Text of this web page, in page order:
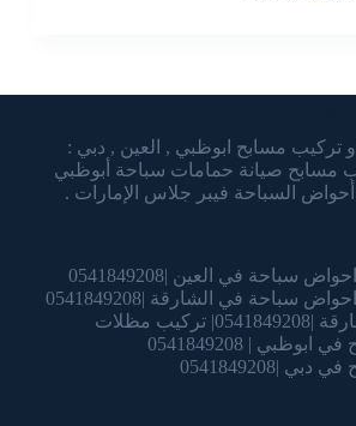
تركيب مسابح ابوظبي , العين , دبي :
مسابح صيانة حمامات سباحة أبوظبي
أحواض السباحة فيبر جلاس الإمارات .
سباحة في العين |0541849208
سباحة في الشارقة |0541849208
مظلات
| 0541849208
|0541849208